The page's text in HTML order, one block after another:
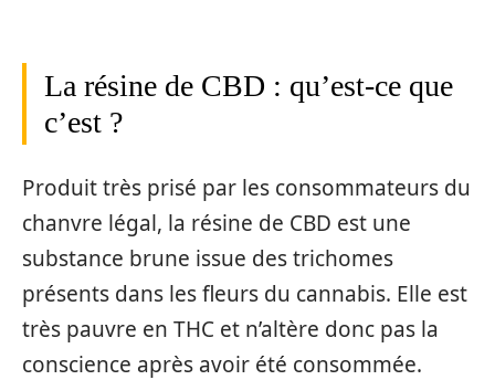
La résine de CBD : qu’est-ce que
c’est ?
Produit très prisé par les consommateurs du
chanvre légal, la résine de CBD est une
substance brune issue des trichomes
présents dans les fleurs du cannabis. Elle est
très pauvre en THC et n’altère donc pas la
conscience après avoir été consommée.